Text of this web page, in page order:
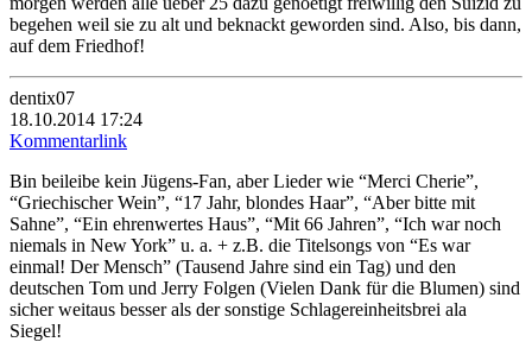
begehen weil sie zu alt und beknackt geworden sind. Also, bis dann,
auf dem Friedhof!
dentix07
18.10.2014 17:24
Kommentarlink
Bin beileibe kein Jügens-Fan, aber Lieder wie “Merci Cherie”,
“Griechischer Wein”, “17 Jahr, blondes Haar”, “Aber bitte mit
Sahne”, “Ein ehrenwertes Haus”, “Mit 66 Jahren”, “Ich war noch
niemals in New York” u. a. + z.B. die Titelsongs von “Es war
einmal! Der Mensch” (Tausend Jahre sind ein Tag) und den
deutschen Tom und Jerry Folgen (Vielen Dank für die Blumen) sind
sicher weitaus besser als der sonstige Schlagereinheitsbrei ala
Siegel!